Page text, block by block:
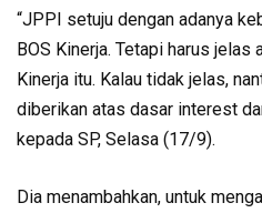
“JPPI setuju dengan adanya
BOS Kinerja. Tetapi harus
Kinerja itu. Kalau tidak jelas,
diberikan atas dasar interest
kepada SP, Selasa (17/9).
Dia menambahkan, untuk